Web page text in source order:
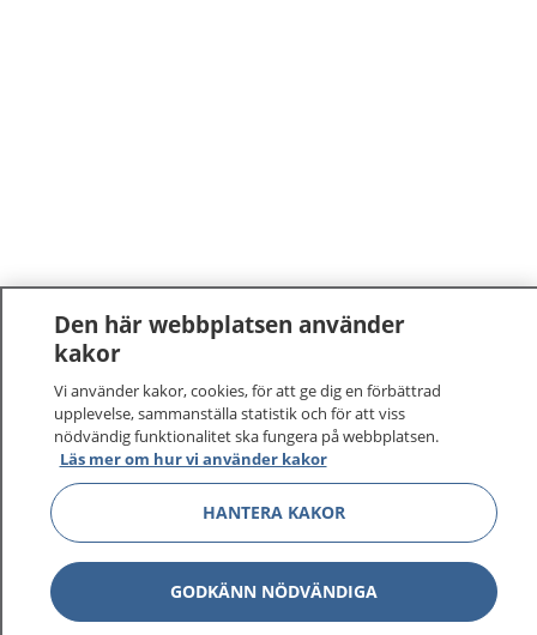
1177–tryggt om din hälsa och vård
På 1177.se får du råd om hälsa och information om
sjukdomar och vilka mottagningar du kan kontakta.
Logga in för att läsa din journal och göra dina
vårdärenden. Ring telefonnummer 1177 för
Den här webbplatsen använder
kakor
Vi använder kakor, cookies, för att ge dig en förbättrad
upplevelse, sammanställa statistik och för att viss
nödvändig funktionalitet ska fungera på webbplatsen.
Läs mer om hur vi använder kakor
HANTERA KAKOR
GODKÄNN NÖDVÄNDIGA